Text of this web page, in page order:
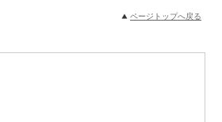
ページトップへ戻る